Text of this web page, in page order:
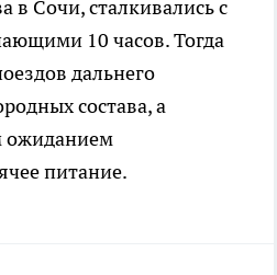
в Сочи, сталкивались с
10 часов. Тогда
дальнего
состава, а
ожиданием
питание.